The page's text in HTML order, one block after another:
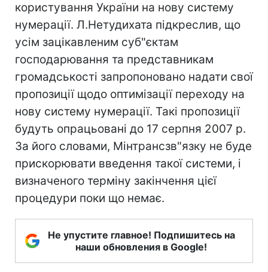
користування України на нову систему
нумерації. Л.Нетудихата підкреслив, що
усім зацікавленим суб"єктам
господарювання та представникам
громадськості запропоновано надати свої
пропозиції щодо оптимізації переходу на
нову систему нумерації. Такі пропозиції
будуть опрацьовані до 17 серпня 2007 р.
За його словами, Мінтрансзв"язку не буде
прискорювати введення такої системи, і
визначеного терміну закінчення цієї
процедури поки що немає.
Не упустите главное! Подпишитесь на
наши обновления в Google!